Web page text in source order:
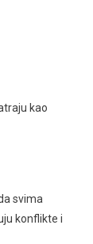
kao
svima
konflikte i